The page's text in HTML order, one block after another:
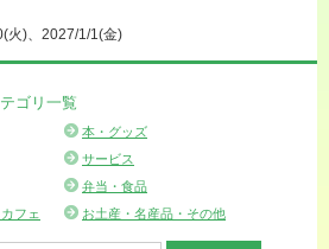
火)、2027/1/1(金)
ゴリ一覧
本・グッズ
サービス
弁当・食品
フェ
お土産・名産品・その他